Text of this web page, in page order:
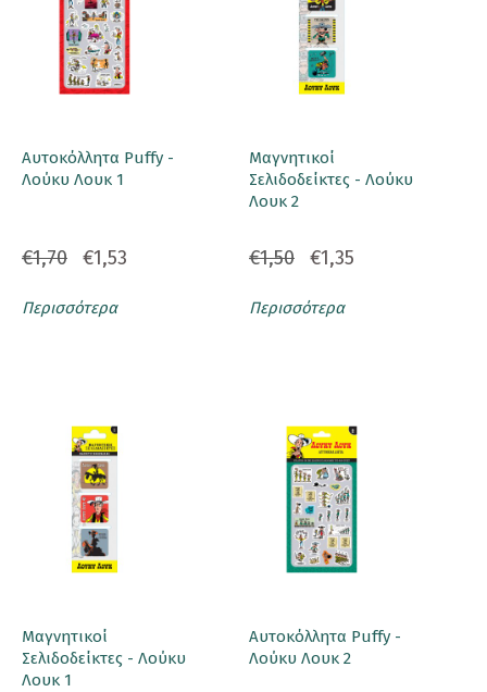
Αυτοκόλλητα Puffy -
Λούκυ Λουκ 1
€1,70 €1,53
Περισσότερα
Μαγνητικοί
Σελιδοδείκτες - Λούκυ
Λουκ 2
€1,50 €1,35
Περισσότερα
Μαγνητικοί
Σελιδοδείκτες - Λούκυ
Λουκ 1
Αυτοκόλλητα Puffy -
Λούκυ Λουκ 2